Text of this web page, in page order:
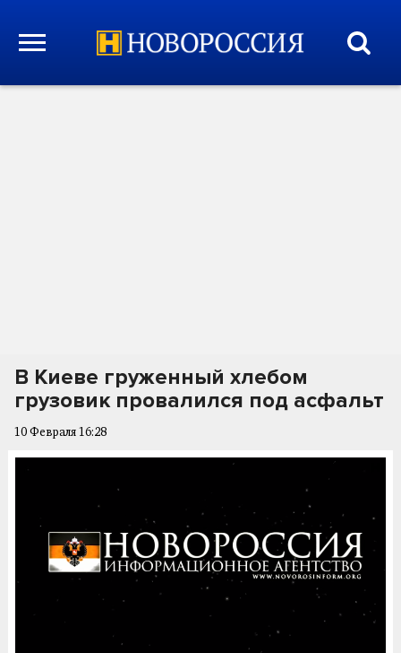
В Киеве груженный хлебом
грузовик провалился под асфальт
10 Февраля 16:28